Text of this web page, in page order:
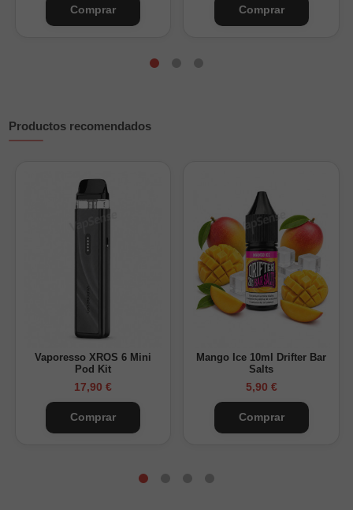
Comprar Comprar
Productos recomendados
Vaporesso XROS 6 Mini
Pod Kit
17,90 €
Comprar
Mango Ice 10ml Drifter Bar
Salts
5,90 €
Comprar